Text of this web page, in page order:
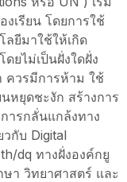
เรียน โดยการใช้
ลยีมาใช้ให้เกิด
ยไม่เป็นฝั่งใดฝั่ง
ควรมีการห้าม ใช้
หยุดชะงัก สร้างการ
ารกลั่นแกล้งทาง
วกับ Digital
dq ทางฝั่งองค์กยู
า วิทยาศาสตร์ และ